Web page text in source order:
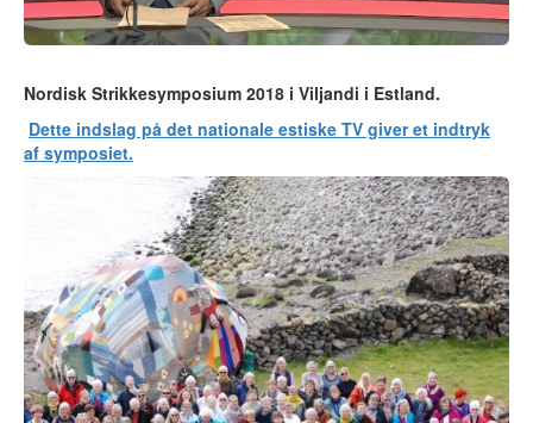
Nordisk Strikkesymposium 2018 i Viljandi i Estland.
Dette indslag på det nationale estiske TV giver et indtryk